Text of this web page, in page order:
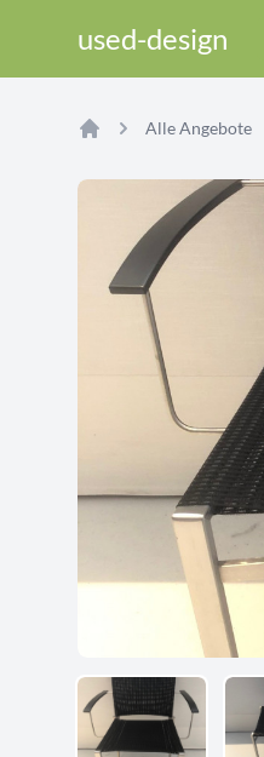
used-design
Alle Angebote